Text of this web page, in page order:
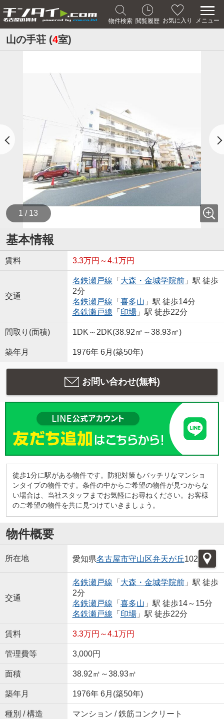
物件検索 閲覧履歴 お気に入り メニュー
山の手荘 (4室)
1 / 13
基本情報
賃料 3.3万円～4.1万円
交通
名鉄瀬戸線 「 大森・金城学院前」駅 徒歩
2分
名鉄瀬戸線 「 喜多山 」駅 徒歩14分
名鉄瀬戸線 「 印場」駅 徒歩22分
間取り(面積) 1DK～2DK(38.92㎡～38.93㎡)
築年月 1976年 6月(築50年)
お問い合わせ(無料)
徒歩1分に駅がある物件です。防犯対策もバッチリなマンショ
ンタイプの物件です。条件の中からご希望の物件が見つからな
い場合は、当社スタッフまでお気軽にお尋ねください。お客様
のご希望の物件を共に見つけていきましょう。
物件概要
所在地 愛知県名古屋市守山区弁天が丘102
交通
名鉄瀬戸線 「 大森・金城学院前」駅 徒歩
2分
名鉄瀬戸線 「 喜多山 」駅 徒歩14～15分
名鉄瀬戸線 「 印場」駅 徒歩22分
賃料 3.3万円～4.1万円
管理費等 3,000円
面積 38.92㎡～38.93㎡
築年月 1976年 6月(築50年)
種別 / 構造 マンション / 鉄筋コンクリート